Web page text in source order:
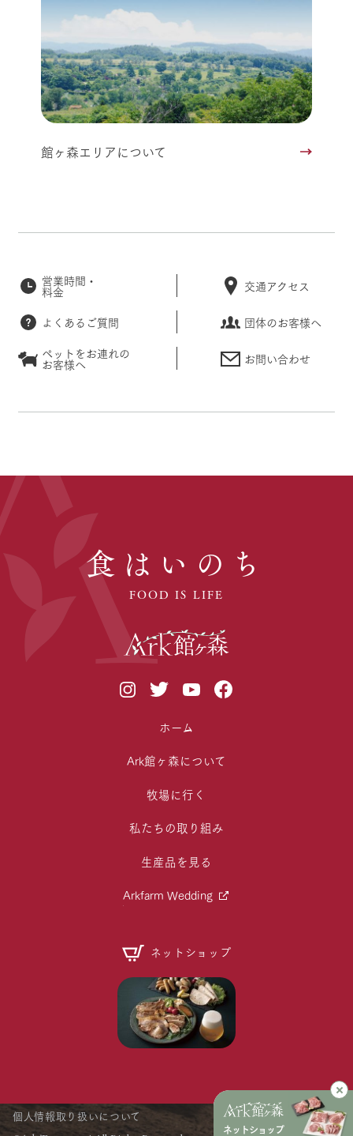
ネットショップ
館ヶ森エリアについて
営業時間・
料金 交通アクセス
よくあるご質問
団体のお客様へ
ペットをお連れの
お客様へ お問い合わせ
食はいのち
FOOD IS LIFE
ホーム
Ark館ヶ森について
牧場に行く
私たちの取り組み
生産品を見る
Arkfarm Wedding
ネットショップ
個人情報取り扱いについて